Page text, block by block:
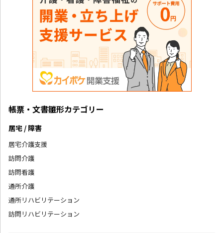
帳票・文書雛形カテゴリー
居宅 / 障害
居宅介護支援
訪問介護
訪問看護
通所介護
通所リハビリテーション
訪問リハビリテーション